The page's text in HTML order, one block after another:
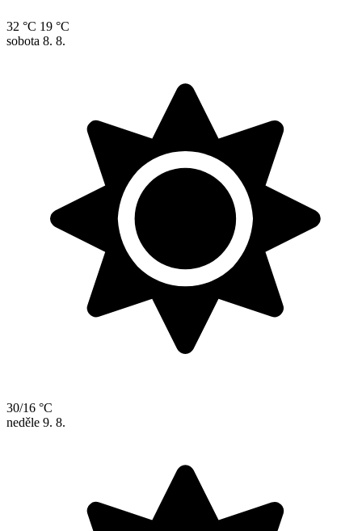
32 °C 19 °C
sobota 8. 8.
30/16 °C
neděle 9. 8.